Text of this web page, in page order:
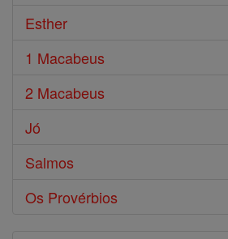
Esther
1 Macabeus
2 Macabeus
Jó
Salmos
Os Provérbios